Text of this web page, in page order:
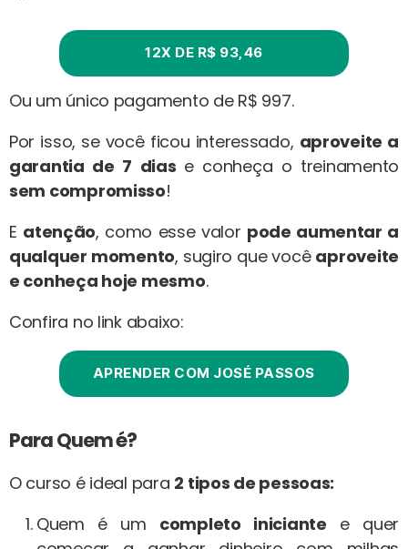
12X DE R$ 93,46
Ou um único pagamento de R$ 997.
Por isso, se você ficou interessado, aproveite a
garantia de 7 dias e conheça o treinamento
sem compromisso!
E atenção, como esse valor pode aumentar a
qualquer momento, sugiro que você aproveite
e conheça hoje mesmo.
Confira no link abaixo:
APRENDER COM JOSÉ PASSOS
Para Quem é?
O curso é ideal para 2 tipos de pessoas:
Quem é um completo iniciante e quer